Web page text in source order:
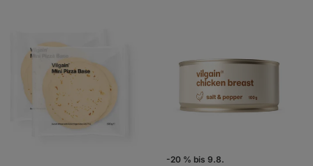
-20 % bis 9.8.